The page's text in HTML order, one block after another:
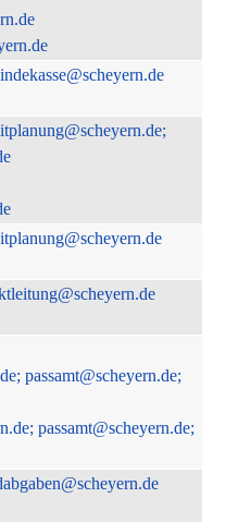
passamt@scheyern.de;